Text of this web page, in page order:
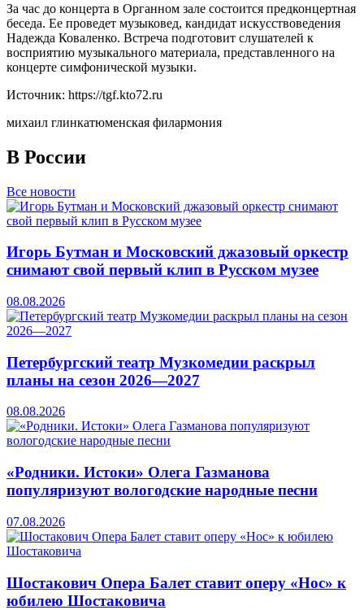
За час до концерта в Органном зале состоится предконцертная
беседа. Ее проведет музыковед, кандидат искусствоведения
Надежда Коваленко. Встреча подготовит слушателей к
восприятию музыкального материала, представленного на
концерте симфонической музыки.
Источник: https://tgf.kto72.ru
михаил глинкатюменская филармония
В России
Все новости
Игорь Бутман и Московский джазовый оркестр
снимают свой первый клип в Русском музее
08.08.2026
Петербургский театр Музкомедии раскрыл
планы на сезон 2026—2027
08.08.2026
«Родники. Истоки» Олега Газманова
популяризуют вологодские народные песни
07.08.2026
Шостакович Опера Балет ставит оперу «Нос» к
юбилею Шостаковича